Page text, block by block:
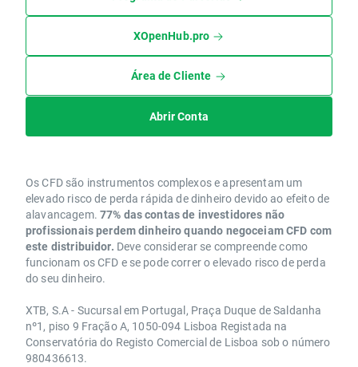
XOpenHub.pro
Área de Cliente
Abrir Conta
Os CFD são instrumentos complexos e apresentam um
elevado risco de perda rápida de dinheiro devido ao efeito de
alavancagem. 77% das contas de investidores não
profissionais perdem dinheiro quando negoceiam CFD com
este distribuidor. Deve considerar se compreende como
funcionam os CFD e se pode correr o elevado risco de perda
do seu dinheiro.
XTB, S.A - Sucursal em Portugal, Praça Duque de Saldanha
nº1, piso 9 Fração A, 1050-094 Lisboa Registada na
Conservatória do Registo Comercial de Lisboa sob o número
980436613.